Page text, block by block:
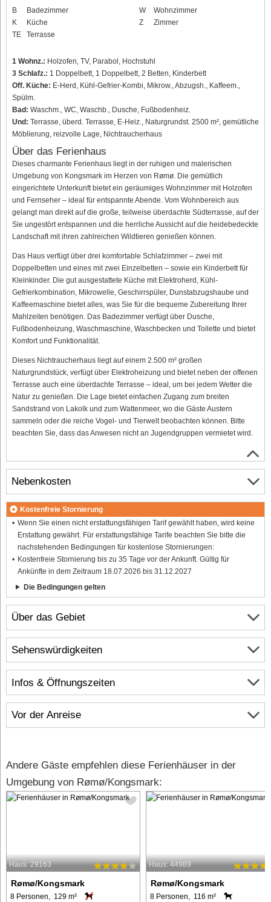
B
Badezimmer
K
Küche
TE
Terrasse
W
Wohnzimmer
Z
Zimmer
1 Wohnz.: Holzofen, TV, Parabol, Hochstuhl
3 Schlafz.: 1 Doppelbett, 1 Doppelbett, 2 Betten, Kinderbett
Off. Küche: E-Herd, Kühl-Gefrier-Kombi, Mikrow., Abzugsh., Kaffeem.,
Spülm.
Bad: Waschm., WC, Waschb., Dusche, Fußbodenheiz.
Und: Terrasse, überd. Terrasse, E-Heiz., Naturgrundst. 2500 m², gemütliche
Möblierung, reizvolle Lage, Nichtraucherhaus
Über das Ferienhaus
Dieses charmante Ferienhaus liegt in der ruhigen und malerischen
Umgebung von Kongsmark im Herzen von Rømø. Die gemütlich
eingerichtete Unterkunft bietet ein geräumiges Wohnzimmer mit Holzofen
und Fernseher – ideal für entspannte Abende. Vom Wohnbereich aus
gelangt man direkt auf die große, teilweise überdachte Südterrasse, auf der
Sie ungestört entspannen und die herrliche Aussicht auf die heidebedeckte
Landschaft mit ihren zahlreichen Wildtieren genießen können.
Das Haus verfügt über drei komfortable Schlafzimmer – zwei mit
Doppelbetten und eines mit zwei Einzelbetten – sowie ein Kinderbett für
Kleinkinder. Die gut ausgestattete Küche mit Elektroherd, Kühl-
Gefrierkombination, Mikrowelle, Geschirrspüler, Dunstabzugshaube und
Kaffeemaschine bietet alles, was Sie für die bequeme Zubereitung Ihrer
Mahlzeiten benötigen. Das Badezimmer verfügt über Dusche,
Fußbodenheizung, Waschmaschine, Waschbecken und Toilette und bietet
Komfort und Funktionalität.
Dieses Nichtraucherhaus liegt auf einem 2.500 m² großen
Naturgrundstück, verfügt über Elektroheizung und bietet neben der offenen
Terrasse auch eine überdachte Terrasse – ideal, um bei jedem Wetter die
Natur zu genießen. Die Lage bietet einfachen Zugang zum breiten
Sandstrand von Lakolk und zum Wattenmeer, wo die Gäste Austern
sammeln oder die reiche Vogel- und Tierwelt beobachten können. Bitte
beachten Sie, dass das Anwesen nicht an Jugendgruppen vermietet wird.
Über das Gebiet
Infos & Öffnungszeiten
Vor der Anreise
Nebenkosten
Kostenfreie Stornierung
Wenn Sie einen nicht erstattungsfähigen Tarif gewählt haben, wird keine
Erstattung gewährt. Für erstattungsfähige Tarife beachten Sie bitte die
nachstehenden Bedingungen für kostenlose Stornierungen:
Kostenfreie Stornierung bis zu 35 Tage vor der Ankunft. Gültig für
Ankünfte in dem Zeitraum 18.07.2026 bis 31.12.2027
Die Bedingungen gelten
Sehenswürdigkeiten
Andere Gäste empfehlen diese Ferienhäuser in der
Umgebung von Rømø/Kongsmark:
Haus: 29163
Rømø/Kongsmark
8 Personen, 129 m²
Haus: 44989
Rømø/Kongsmark
8 Personen, 116 m²